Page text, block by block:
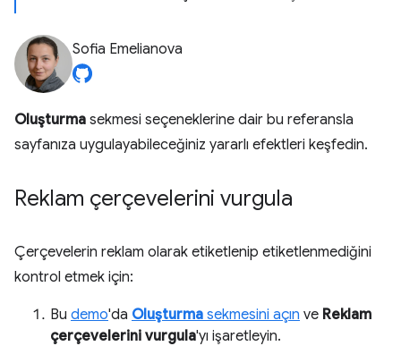
Sofia Emelianova
Oluşturma sekmesi seçeneklerine dair bu referansla
sayfanıza uygulayabileceğiniz yararlı efektleri keşfedin.
Reklam çerçevelerini vurgula
Çerçevelerin reklam olarak etiketlenip etiketlenmediğini
kontrol etmek için:
Bu demo'da Oluşturma sekmesini açın ve Reklam
çerçevelerini vurgula'yı işaretleyin.